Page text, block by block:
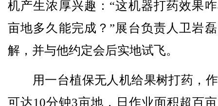
机产生浓厚兴趣：“这机器打药效果
亩地多久能完成？”展台负责人卫岩
解，并与他约定会后实地试飞。
用一台植保无人机给果树打药，
可达10分钟3亩地，日作业面积超百